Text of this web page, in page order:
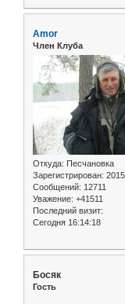
Amor
Член Клуба
Откуда: Песчановка
Зарегистрирован:
Сообщений: 12711
Уважение: +41511
Последний визит:
Сегодня 16:14:18
Босяк
Гость